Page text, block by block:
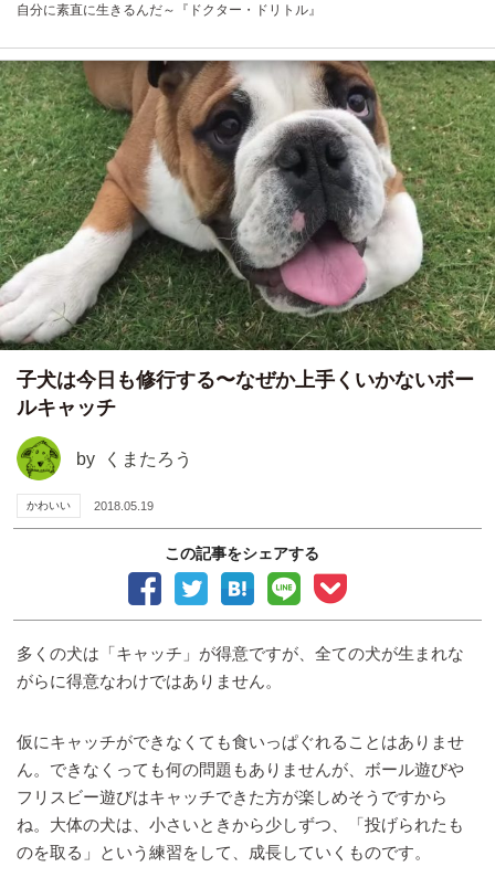
自分に素直に生きるんだ～『ドクター・ドリトル』
子犬は今日も修行する〜なぜか上手くいかないボー
ルキャッチ
by くまたろう
かわいい 2018.05.19
この記事をシェアする
多くの犬は「キャッチ」が得意ですが、全ての犬が生まれな
がらに得意なわけではありません。
仮にキャッチができなくても食いっぱぐれることはありませ
ん。できなくっても何の問題もありませんが、ボール遊びや
フリスビー遊びはキャッチできた方が楽しめそうですから
ね。大体の犬は、小さいときから少しずつ、「投げられたも
のを取る」という練習をして、成長していくものです。